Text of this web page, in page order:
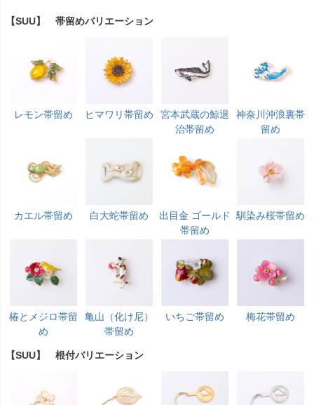
【SUU】 帯留めバリエーション
レモン帯留め ヒマワリ帯留め
宮本武蔵の鯨退
治帯留め
神奈川沖浪裏帯
留め
カエル帯留め 白大蛇帯留め
出目金 ゴールド
帯留め
馴染み桜帯留め
椿とメジロ帯留
め
亀山（化け尼）
帯留め
いちご帯留め 梅花帯留め
【SUU】 根付バリエーション